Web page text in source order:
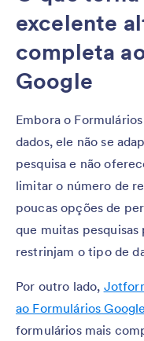
excelente
completa
Google
Embora o
dados, ele não se
pesquisa e não
limitar o número de
poucas opções de
que muitas
restrinjam o tipo de
Por outro lado,
ao Formulários Google
formulários mais